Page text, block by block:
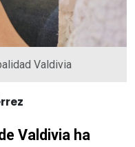
Valdivia
Valdivia ha